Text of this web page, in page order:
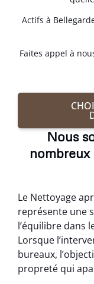
Actifs à
Faites appel à
Nous
Le Nettoyage
représente une
l’équilibre dans
Lorsque
bureaux,
propreté qui